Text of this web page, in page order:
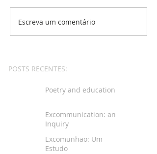
Escreva um comentário
POSTS RECENTES:
Poetry and education
Excommunication: an
Inquiry
Excomunhão: Um
Estudo